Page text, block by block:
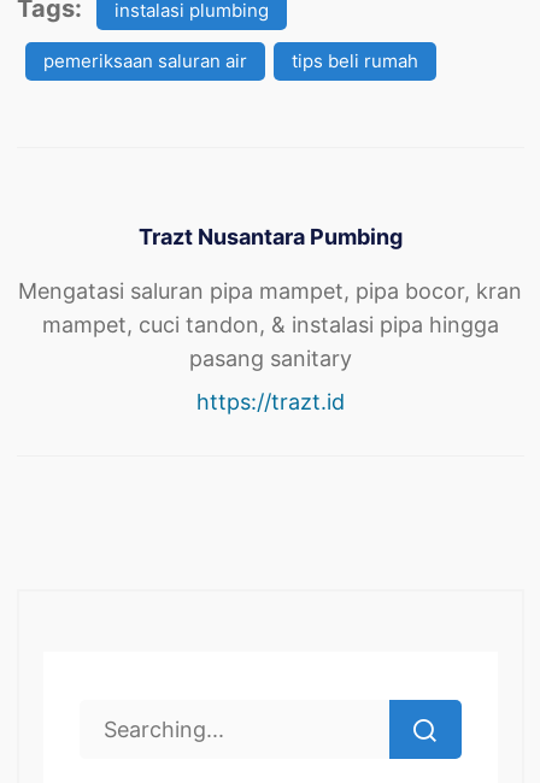
Tags: instalasi plumbing
pemeriksaan saluran air tips beli rumah
Trazt Nusantara Pumbing
Mengatasi saluran pipa mampet, pipa bocor, kran
mampet, cuci tandon, & instalasi pipa hingga
pasang sanitary
https://trazt.id